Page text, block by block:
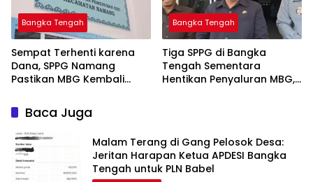
Bangka Tengah
‎Sempat Terhenti karena
Dana, SPPG Namang
Pastikan MBG Kembali
Bangka Tengah
‎Tiga SPPG di Bangka
Tengah Sementara
Hentikan Penyaluran MBG,
Baca Juga
Malam Terang di Gang Pelosok Desa:
Jeritan Harapan Ketua APDESI Bangka
Tengah untuk PLN Babel